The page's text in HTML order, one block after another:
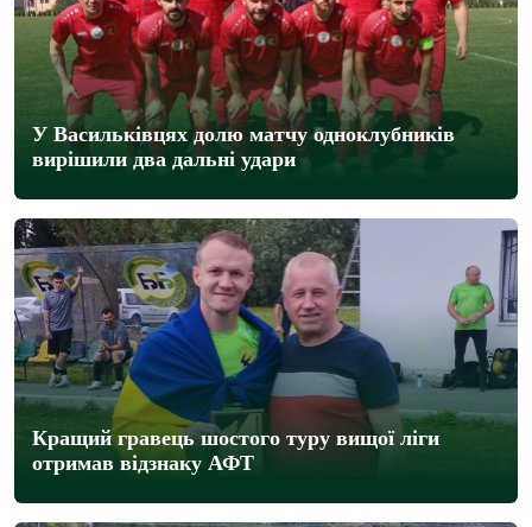
У Васильківцях долю матчу одноклубників
вирішили два дальні удари
Кращий гравець шостого туру вищої ліги
отримав відзнаку АФТ